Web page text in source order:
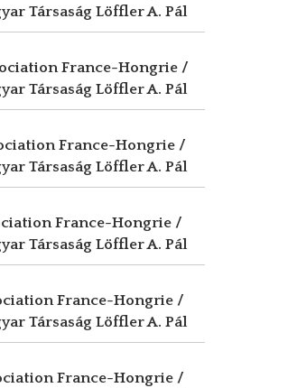
Társaság Löffler A. Pál
France-Hongrie /
Társaság Löffler A. Pál
France-Hongrie /
Társaság Löffler A. Pál
France-Hongrie /
Társaság Löffler A. Pál
France-Hongrie /
Társaság Löffler A. Pál
France-Hongrie /